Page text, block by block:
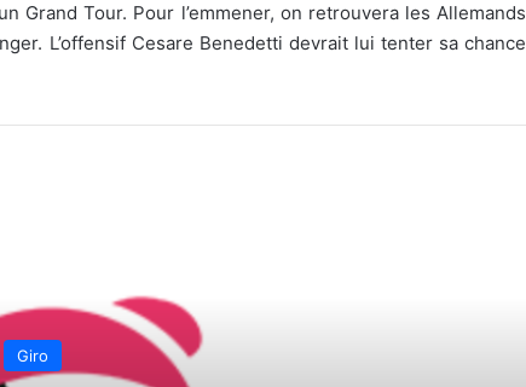
Grand Tour. Pour l’emmener, on retrouvera les Allemands
L’offensif Cesare Benedetti devrait lui tenter sa chance
Giro